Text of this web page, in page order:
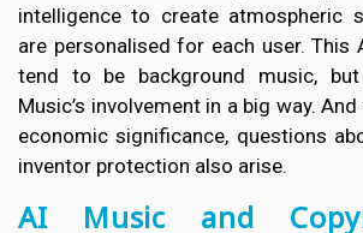
intelligence to create atmospheric
are personalised for each user. This
tend to be background music,
Music’s involvement in a big way.
economic significance, questions
inventor protection also arise.
AI Music and